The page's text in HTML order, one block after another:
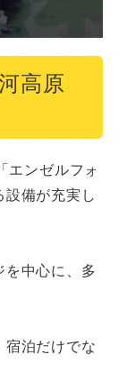
高原
エンゼルフォ
備が充実し
中心に、多
泊だけでな